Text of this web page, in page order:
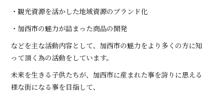
・観光資源を活かした地域資源のブランド化
・加西市の魅力が詰まった商品の開発
などを主な活動内容として、加西市の魅力をより多くの方に知
って頂く為の活動をしています。
未来を生きる子供たちが、加西市に産まれた事を誇りに思える
様な街になる事を目指して、